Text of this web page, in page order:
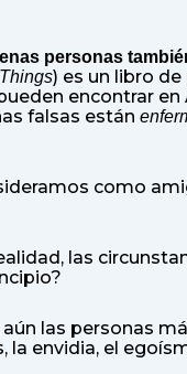
personas
) es un libro
encontrar
falsas están
como
las
las personas
la envidia, el